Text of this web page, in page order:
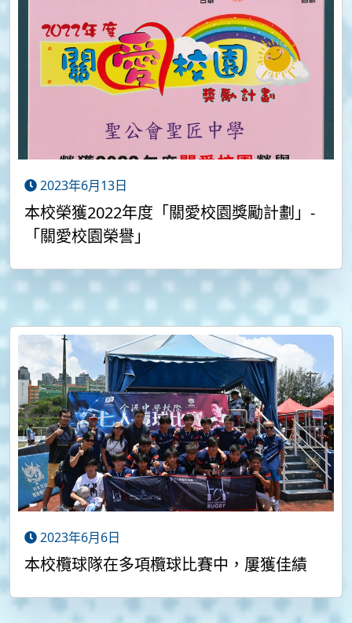
2023年6月13日
本校榮獲2022年度「關愛校園獎勵計劃」-
「關愛校園榮譽」
2023年6月6日
本校欖球隊在多項欖球比賽中，屢獲佳績